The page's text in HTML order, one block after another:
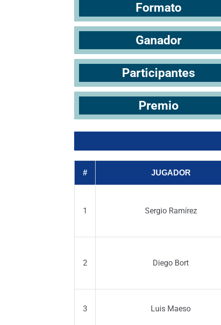
Formato
Ganador
Participantes
Premio
# JUGADOR
1 Sergio Ramírez
2 Diego Bort
3 Luis Maeso